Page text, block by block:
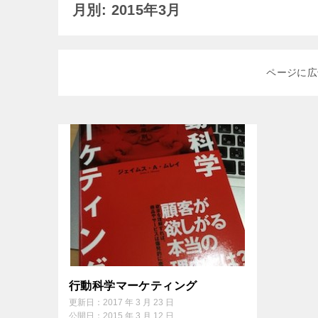
月別: 2015年3月
ページに
行動科学マーケティング
更新日： 2017 年 3 月 23 日
公開日： 2015 年 3 月 12 日